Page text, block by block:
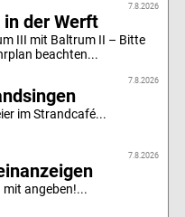
7.8.2026
der Werft
III mit Baltrum II – Bitte
beachten...
7.8.2026
im Strandcafé...
7.8.2026
angeben!...